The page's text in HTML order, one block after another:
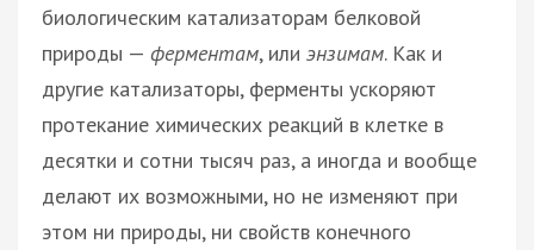
биологическим катализаторам белковой
природы — ферментам, или энзимам. Как и
другие катализаторы, ферменты ускоряют
протекание химических реакций в клетке в
десятки и сотни тысяч раз, а иногда и вообще
делают их возможными, но не изменяют при
этом ни природы, ни свойств конечного